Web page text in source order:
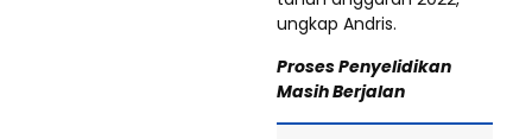
ungkap Andris.
Proses Penyelidikan
Masih Berjalan